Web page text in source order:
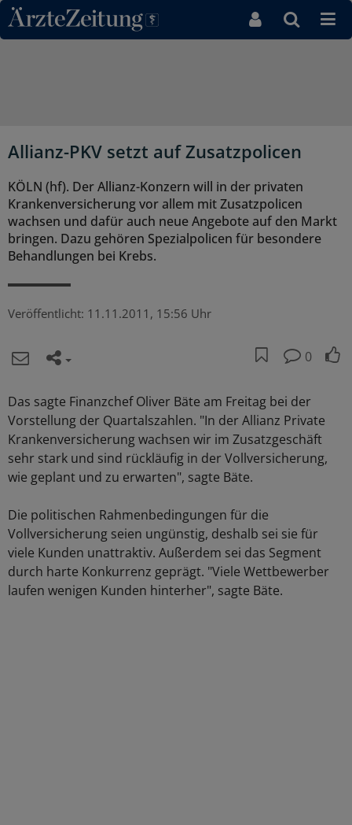
Direkt zum Inhaltsbereich
Allianz-PKV setzt auf Zusatzpolicen
KÖLN (hf). Der Allianz-Konzern will in der privaten
Krankenversicherung vor allem mit Zusatzpolicen
wachsen und dafür auch neue Angebote auf den Markt
bringen. Dazu gehören Spezialpolicen für besondere
Behandlungen bei Krebs.
Veröffentlicht: 11.11.2011, 15:56 Uhr
0
Das sagte Finanzchef Oliver Bäte am Freitag bei der
Vorstellung der Quartalszahlen. "In der Allianz Private
Krankenversicherung wachsen wir im Zusatzgeschäft
sehr stark und sind rückläufig in der Vollversicherung,
wie geplant und zu erwarten", sagte Bäte.
Die politischen Rahmenbedingungen für die
Vollversicherung seien ungünstig, deshalb sei sie für
viele Kunden unattraktiv. Außerdem sei das Segment
durch harte Konkurrenz geprägt. "Viele Wettbewerber
laufen wenigen Kunden hinterher", sagte Bäte.